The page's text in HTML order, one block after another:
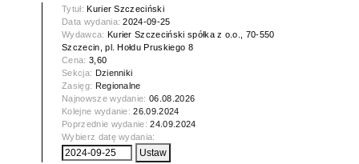
Tytuł:Kurier Szczeciński
Data wydania:2024-09-25
Wydawca: Kurier Szczeciński spółka z o.o., 70-550
Szczecin, pl. Hołdu Pruskiego 8
Cena: 3,60
Sekcja: Dzienniki
Zasięg: Regionalne
Najnowsze wydanie:06.08.2026
Kolejne wydanie:26.09.2024
Poprzednie wydanie:24.09.2024
Wybierz datę wydania: